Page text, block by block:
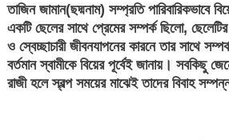
তাজিন জামান(ছদ্মনাম) সম্প্রতি পারিবারিকভাবে
একটি ছেলের সাথে প্রেমের সম্পর্ক ছিলো,
ও স্বেচ্ছাচারী জীবনযাপনের কারনে তার সাথে
বর্তমান স্বামীকে বিয়ের পূর্বেই জানায়। সবকিছু
রাজী হলে স্বল্প সময়ের মাঝেই তাদের বিবাহ